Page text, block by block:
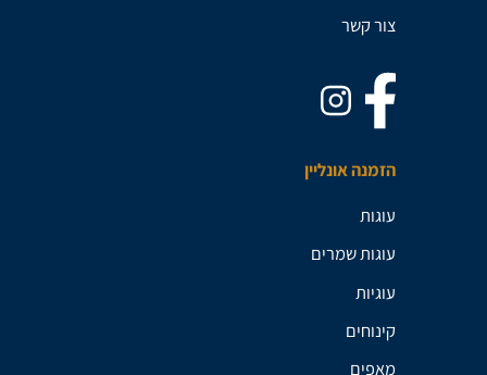
צור קשר
הזמנה אונליין
עוגות
עוגות שמרים
עוגיות
קינוחים
מאפים